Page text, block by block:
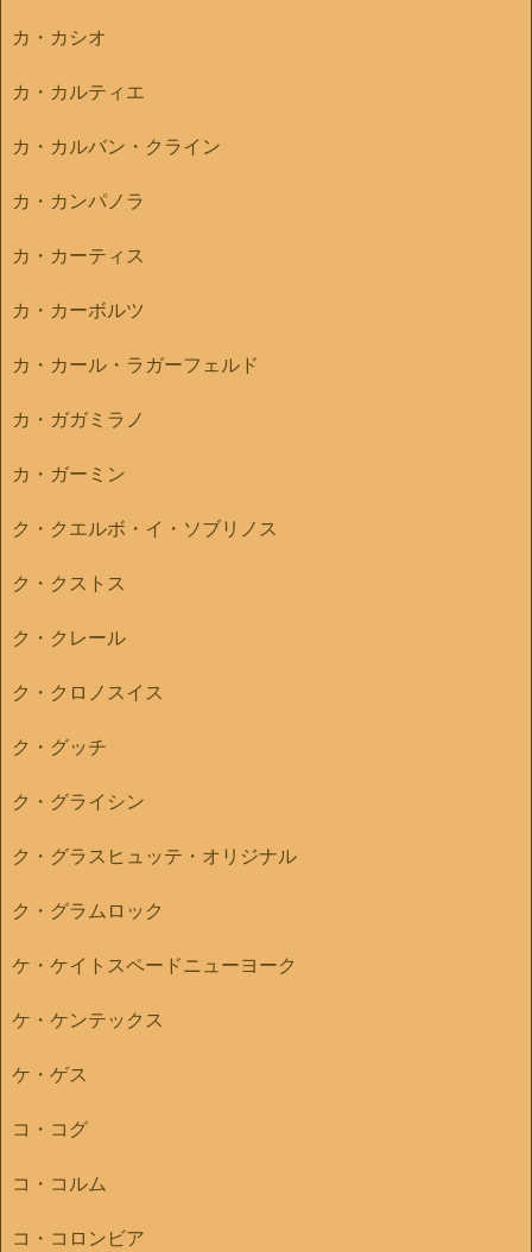
カ・カシオ
カ・カルティエ
カ・カルバン・クライン
カ・カンパノラ
カ・カーティス
カ・カーボルツ
カ・カール・ラガーフェルド
カ・ガガミラノ
カ・ガーミン
ク・クエルボ・イ・ソブリノス
ク・クストス
ク・クレール
ク・クロノスイス
ク・グッチ
ク・グライシン
ク・グラスヒュッテ・オリジナル
ク・グラムロック
ケ・ケイトスペードニューヨーク
ケ・ケンテックス
ケ・ゲス
コ・コグ
コ・コルム
コ・コロンビア